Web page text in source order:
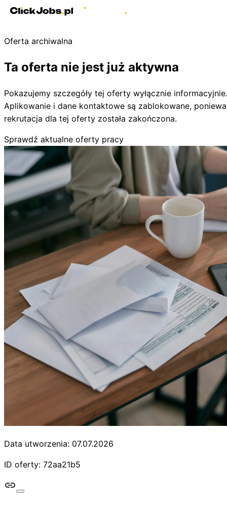
Oferta archiwalna
Ta oferta nie jest już aktywna
Pokazujemy szczegóły tej oferty wyłącznie informacyjnie.
Aplikowanie i dane kontaktowe są zablokowane,
rekrutacja dla tej oferty została zakończona.
Sprawdź aktualne oferty pracy
Data utworzenia: 07.07.2026
ID oferty: 72aa21b5